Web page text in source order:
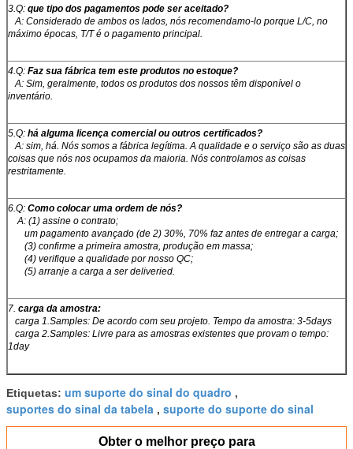
3.Q: que tipo dos pagamentos pode ser aceitado?
A: Considerado de ambos os lados, nós recomendamo-lo porque L/C, no
máximo épocas, T/T é o pagamento principal.
4.Q: Faz sua fábrica tem este produtos no estoque?
A: Sim, geralmente, todos os produtos dos nossos têm disponível o
inventário.
5.Q: há alguma licença comercial ou outros certificados?
A: sim, há. Nós somos a fábrica legítima. A qualidade e o serviço são as duas
coisas que nós nos ocupamos da maioria. Nós controlamos as coisas
restritamente.
6.Q: Como colocar uma ordem de nós?
A: (1) assine o contrato;
um pagamento avançado (de 2) 30%, 70% faz antes de entregar a carga;
(3) confirme a primeira amostra, produção em massa;
(4) verifique a qualidade por nosso QC;
(5) arranje a carga a ser deliveried.
7. carga da amostra:
carga 1.Samples: De acordo com seu projeto. Tempo da amostra: 3-5days
carga 2.Samples: Livre para as amostras existentes que provam o tempo:
1day
Etiquetas: um suporte do sinal do quadro ,
suportes do sinal da tabela , suporte do suporte do sinal
Obter o melhor preço para